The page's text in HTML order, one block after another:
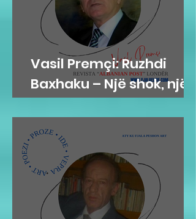
Vasil Premçi: Ruzhdi
Baxhaku – Një shok, një
mik, një misionar